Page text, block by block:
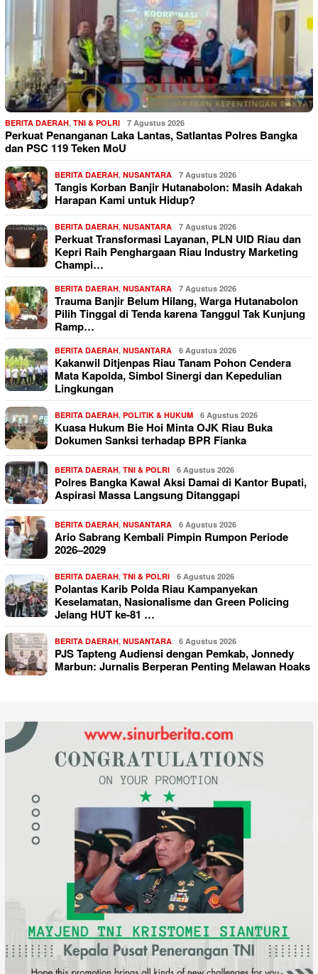
BERITA DAERAH, TNI & POLRI 7 Agustus 2026
Perkuat Penanganan Laka Lantas, Satlantas Polres Bangka
dan PSC 119 Teken MoU
BERITA DAERAH, NUSANTARA 7 Agustus 2026
Tangis Korban Banjir Hutanabolon: Masih Adakah
Harapan Kami untuk Hidup?
BERITA DAERAH, NUSANTARA 7 Agustus 2026
Perkuat Transformasi Layanan, PLN UID Riau dan
Kepri Raih Penghargaan Riau Industry Marketing
Champi…
BERITA DAERAH, NUSANTARA 7 Agustus 2026
Trauma Banjir Belum Hilang, Warga Hutanabolon
Pilih Tinggal di Tenda karena Tanggul Tak Kunjung
Ramp…
BERITA DAERAH, NUSANTARA 6 Agustus 2026
Kakanwil Ditjenpas Riau Tanam Pohon Cendera
Mata Kapolda, Simbol Sinergi dan Kepedulian
Lingkungan
BERITA DAERAH, POLITIK & HUKUM 6 Agustus 2026
Kuasa Hukum Bie Hoi Minta OJK Riau Buka
Dokumen Sanksi terhadap BPR Fianka
BERITA DAERAH, TNI & POLRI 6 Agustus 2026
Polres Bangka Kawal Aksi Damai di Kantor Bupati,
Aspirasi Massa Langsung Ditanggapi
BERITA DAERAH, NUSANTARA 6 Agustus 2026
Ario Sabrang Kembali Pimpin Rumpon Periode
2026–2029
BERITA DAERAH, TNI & POLRI 6 Agustus 2026
Polantas Karib Polda Riau Kampanyekan
Keselamatan, Nasionalisme dan Green Policing
Jelang HUT ke-81 …
BERITA DAERAH, NUSANTARA 6 Agustus 2026
PJS Tapteng Audiensi dengan Pemkab, Jonnedy
Marbun: Jurnalis Berperan Penting Melawan Hoaks